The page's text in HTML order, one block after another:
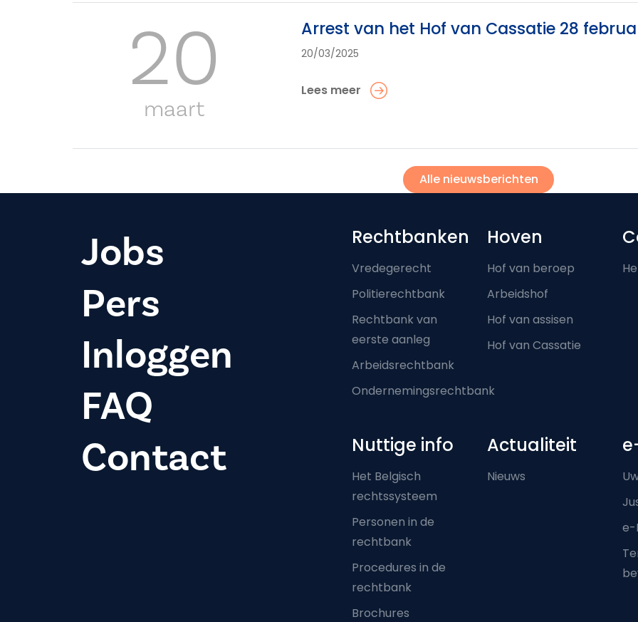
20
maart
Arrest van het Hof van Cassatie 28
20/03/2025
Lees meer
Alle nieuwsberichten
Jobs
Pers
Inloggen
FAQ
Contact
Footer-menu
Rechtbanken
Vredegerecht
Politierechtbank
Rechtbank van
eerste aanleg
Arbeidsrechtbank
Ondernemingsrechtbank
Hoven
Hof van beroep
Arbeidshof
Hof van assisen
Hof van Cassatie
Nuttige info
Het Belgisch
rechtssysteem
Personen in de
rechtbank
Procedures in de
rechtbank
Brochures
Actualiteit
Nieuws
e-